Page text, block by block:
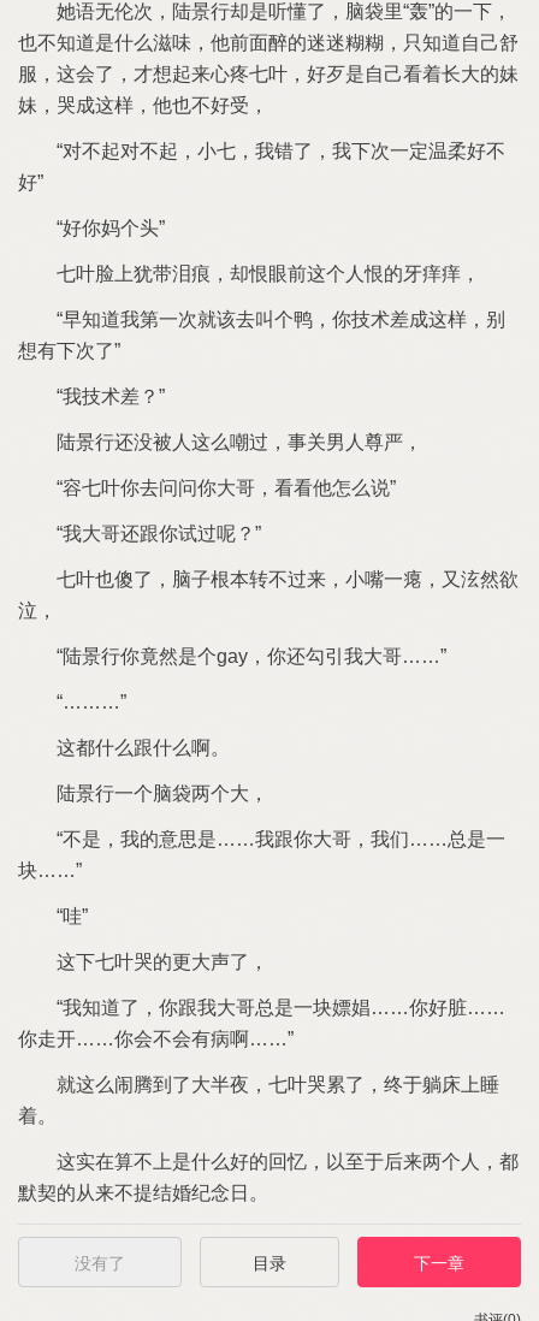
语无伦次 却 听懂 脑袋里 轰
下
也
知道 什么滋味 前面醉 迷迷糊糊
只知道自己舒
服
会 才想起 心疼 歹 自己看着长大
妹
妹
哭成 样 也 受
对 起对 起 小 错 下次 定温柔
妈个头
脸上犹带泪痕 却恨眼前 个人恨 牙痒痒
早知道 第 次就该去叫个鸭 技术差成 样
别
想
下次
技术差？
还没被人 么嘲过 事关男人尊严
容 去问问 大哥 看看 怎么说
大哥还跟 试过呢？
也傻 脑子根本转 过 小嘴 瘪
又泫然欲
泣
竟然 个gay 还勾引 大哥
都什么跟什么啊
个脑袋两个大
意思 跟 大哥 们
总
块
哇
下 哭 更大声
知道 跟 大哥总 块嫖娼
脏
走开
会 会 病啊
就 么闹腾到 大半夜 哭累
终于躺床上睡
着
实 算 上 什么 回忆 以至于后 两个人
都
默契
从 提结婚纪念日
没有了 目录 下一章